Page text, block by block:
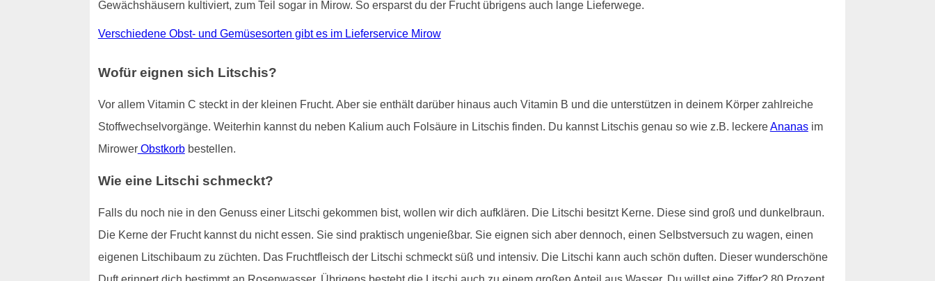
Gewächshäusern kultiviert, zum Teil sogar in Mirow. So ersparst du der Frucht übrigens auch lange Lieferwege.
Verschiedene Obst- und Gemüsesorten gibt es im Lieferservice Mirow
Wofür eignen sich Litschis?
Vor allem Vitamin C steckt in der kleinen Frucht. Aber sie enthält darüber hinaus auch Vitamin B und die unterstützen in deinem Körper zahlreiche
Stoffwechselvorgänge. Weiterhin kannst du neben Kalium auch Folsäure in Litschis finden. Du kannst Litschis genau so wie z.B. leckereAnanasim
MirowerObstkorbbestellen.
Wie eine Litschi schmeckt?
Falls du noch nie in den Genuss einer Litschi gekommen bist, wollen wir dich aufklären. Die Litschi besitzt Kerne. Diese sind groß und dunkelbraun.
Die Kerne der Frucht kannst du nicht essen. Sie sind praktisch ungenießbar. Sie eignen sich aber dennoch, einen Selbstversuch zu wagen, einen
eigenen Litschibaum zu züchten. Das Fruchtfleisch der Litschi schmeckt süß und intensiv. Die Litschi kann auch schön duften. Dieser wunderschöne